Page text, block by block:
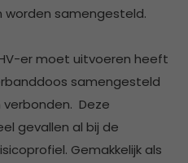
samengesteld.
er moet uitvoeren heeft
samengesteld
verbonden. Deze
gevallen al bij de
Gemakkelijk als